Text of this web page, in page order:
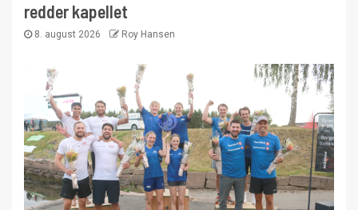
redder kapellet
8. august 2026 Roy Hansen